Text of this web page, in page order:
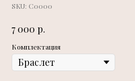
SKU: С0000
7 000 р.
Комплектация